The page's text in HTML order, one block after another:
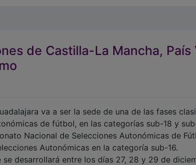
de Castilla-La Mancha,
va a ser la sede de una de las fases
de fútbol, en las categorías sub-18 y
Nacional de Selecciones Autonómicas de
Autonómicas en la categoría sub-16.
se desarrollará entre los días 27, 28 y 29 de